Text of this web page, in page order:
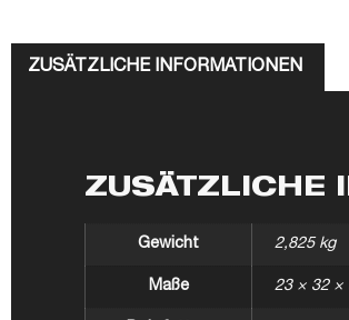
ZUSÄTZLICHE INFORMATIONEN
ZUSÄTZLICHE
Gewicht 2,825 kg
Maße 23 × 32 ×